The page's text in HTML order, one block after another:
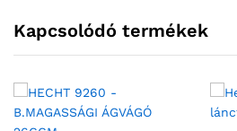
Kapcsolódó termékek